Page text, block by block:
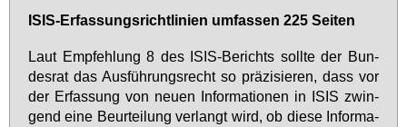
ISIS-Er­fas­sungs­richt­li­ni­en um­fas­sen 225 Sei­ten
Laut Emp­feh­lung 8 des ISIS-Be­richts soll­te der Bun­
des­rat das Aus­füh­rungs­recht so prä­zi­sie­ren, dass vor
der Er­fas­sung von neu­en In­for­ma­tio­nen in ISIS zwin­
gend ei­ne Be­ur­tei­lung ver­langt wird, ob die­se In­for­ma­